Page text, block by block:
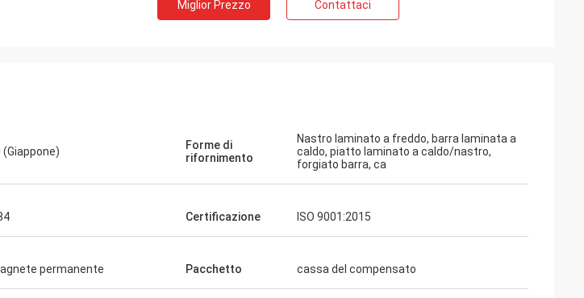
Miglior Prezzo Contattaci
(Giappone)
Forme di
rifornimento
Nastro laminato a freddo, barra laminata a
caldo, piatto laminato a caldo/nastro,
forgiato barra, ca
Certificazione ISO 9001:2015
permanente Pacchetto cassa del compensato